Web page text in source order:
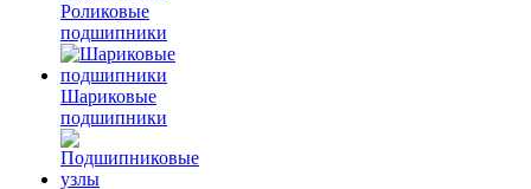
Роликовые
подшипники
Шариковые
подшипники